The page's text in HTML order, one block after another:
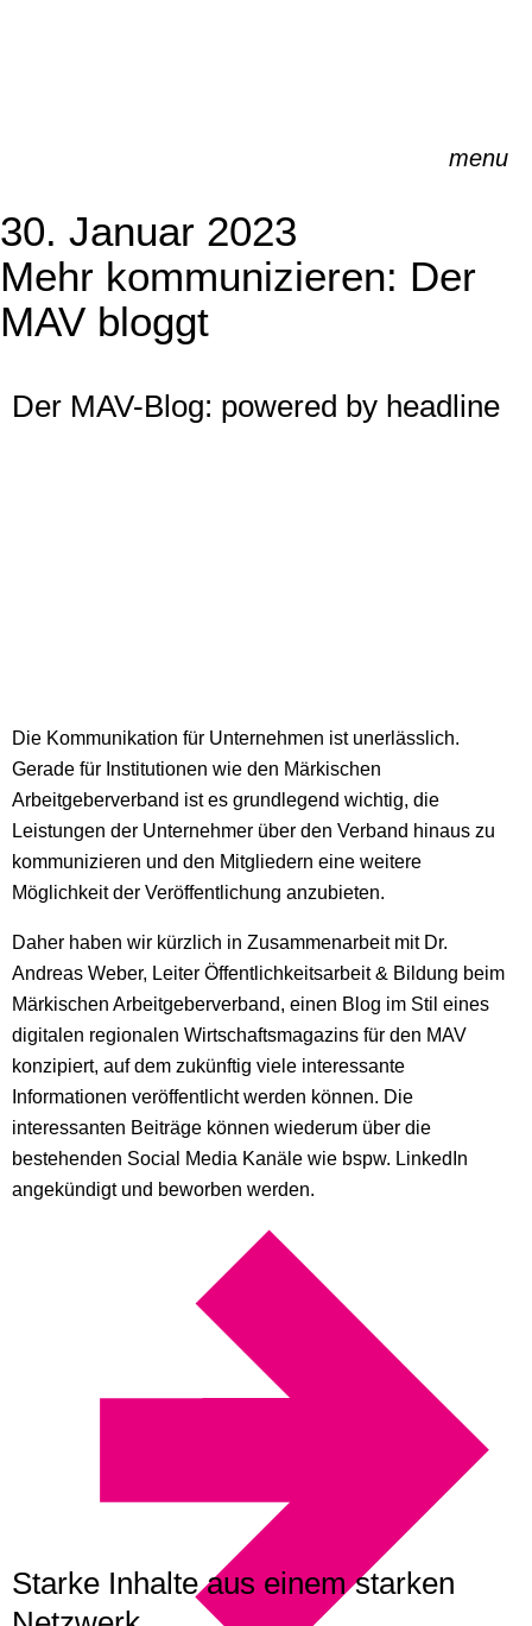
menu
30. Januar 2023
Mehr kommuni­zie­ren: Der
MAV bloggt
Der MAV-Blog: powered by headline
Die Kommunikation für Unternehmen ist unerlässlich.
Gerade für Institutionen wie den Märkischen
Arbeitgeberverband ist es grundlegend wichtig, die
Leistungen der Unternehmer über den Verband hinaus zu
kommunizieren und den Mitgliedern eine weitere
Möglichkeit der Veröffentlichung anzubieten.
Daher haben wir kürzlich in Zusammenarbeit mit Dr.
Andreas Weber, Leiter Öffentlichkeitsarbeit & Bildung beim
Märkischen Arbeitgeberverband, einen Blog im Stil eines
digitalen regionalen Wirtschaftsmagazins für den MAV
konzipiert, auf dem zukünftig viele interessante
Informationen veröffentlicht werden können. Die
interessanten Beiträge können wiederum über die
bestehenden Social Media Kanäle wie bspw. LinkedIn
angekündigt und beworben werden.
Starke Inhalte aus einem starken